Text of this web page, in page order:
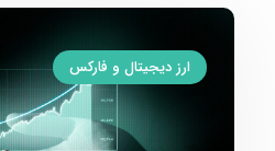
ارز دیجیتال و فارکس